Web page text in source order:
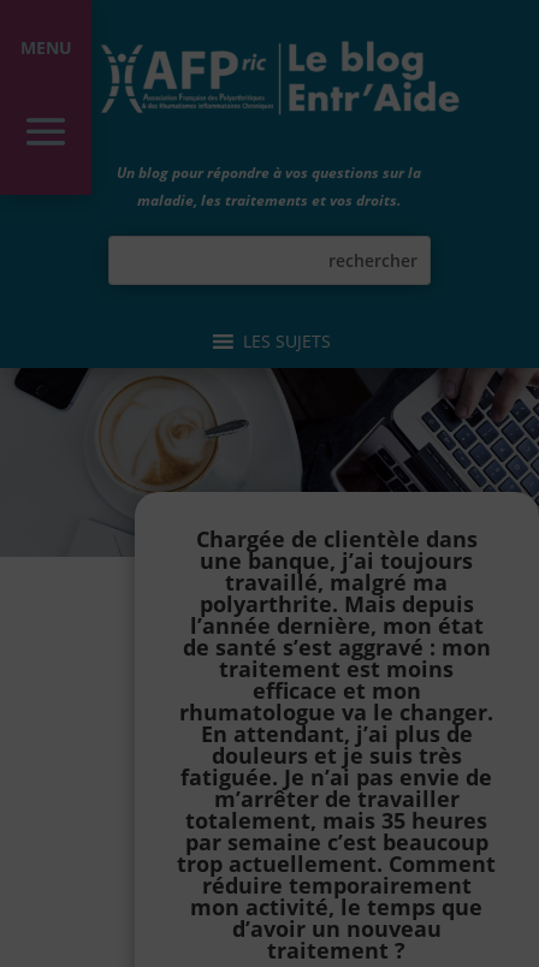
Un blog pour répondre à vos questions sur la
maladie, les traitements et vos droits.
LES SUJETS
MENU
Chargée de clientèle dans
une banque, j’ai toujours
travaillé, malgré ma
polyarthrite. Mais depuis
l’année dernière, mon état
de santé s’est aggravé : mon
traitement est moins
efficace et mon
rhumatologue va le changer.
En attendant, j’ai plus de
douleurs et je suis très
fatiguée. Je n’ai pas envie de
m’arrêter de travailler
totalement, mais 35 heures
par semaine c’est beaucoup
trop actuellement. Comment
réduire temporairement
mon activité, le temps que
d’avoir un nouveau
traitement ?